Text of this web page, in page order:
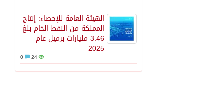
الهيئة العامة للإحصاء: إنتاج
المملكة من النفط الخام بلغ
3.46 مليارات برميل عام
2025
24